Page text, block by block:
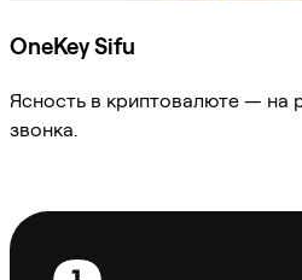
OneKey Sifu
Ясность в криптовалюте — на
звонка.
Нижний